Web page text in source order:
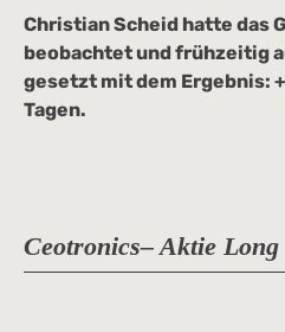
Christian Scheid hatte das
beobachtet und frühzeitig
gesetzt mit dem Ergebnis:
Tagen.
Ceotronics– Aktie Long